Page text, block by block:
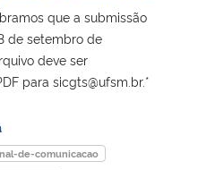
que a submissão
de setembro de
deve ser
para sicgts@ufsm.br.*
de-comunicacao